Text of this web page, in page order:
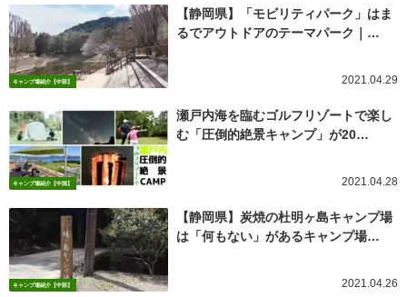
キャンプ場紹介【中部】
【静岡県】「モビリティパーク」はま
るでアウトドアのテーマパーク｜…
2021.04.29
キャンプ場紹介【中国】
瀬戸内海を臨むゴルフリゾートで楽し
む「圧倒的絶景キャンプ」が20…
2021.04.28
キャンプ場紹介【中部】
【静岡県】炭焼の杜明ヶ島キャンプ場
は「何もない」があるキャンプ場…
2021.04.26